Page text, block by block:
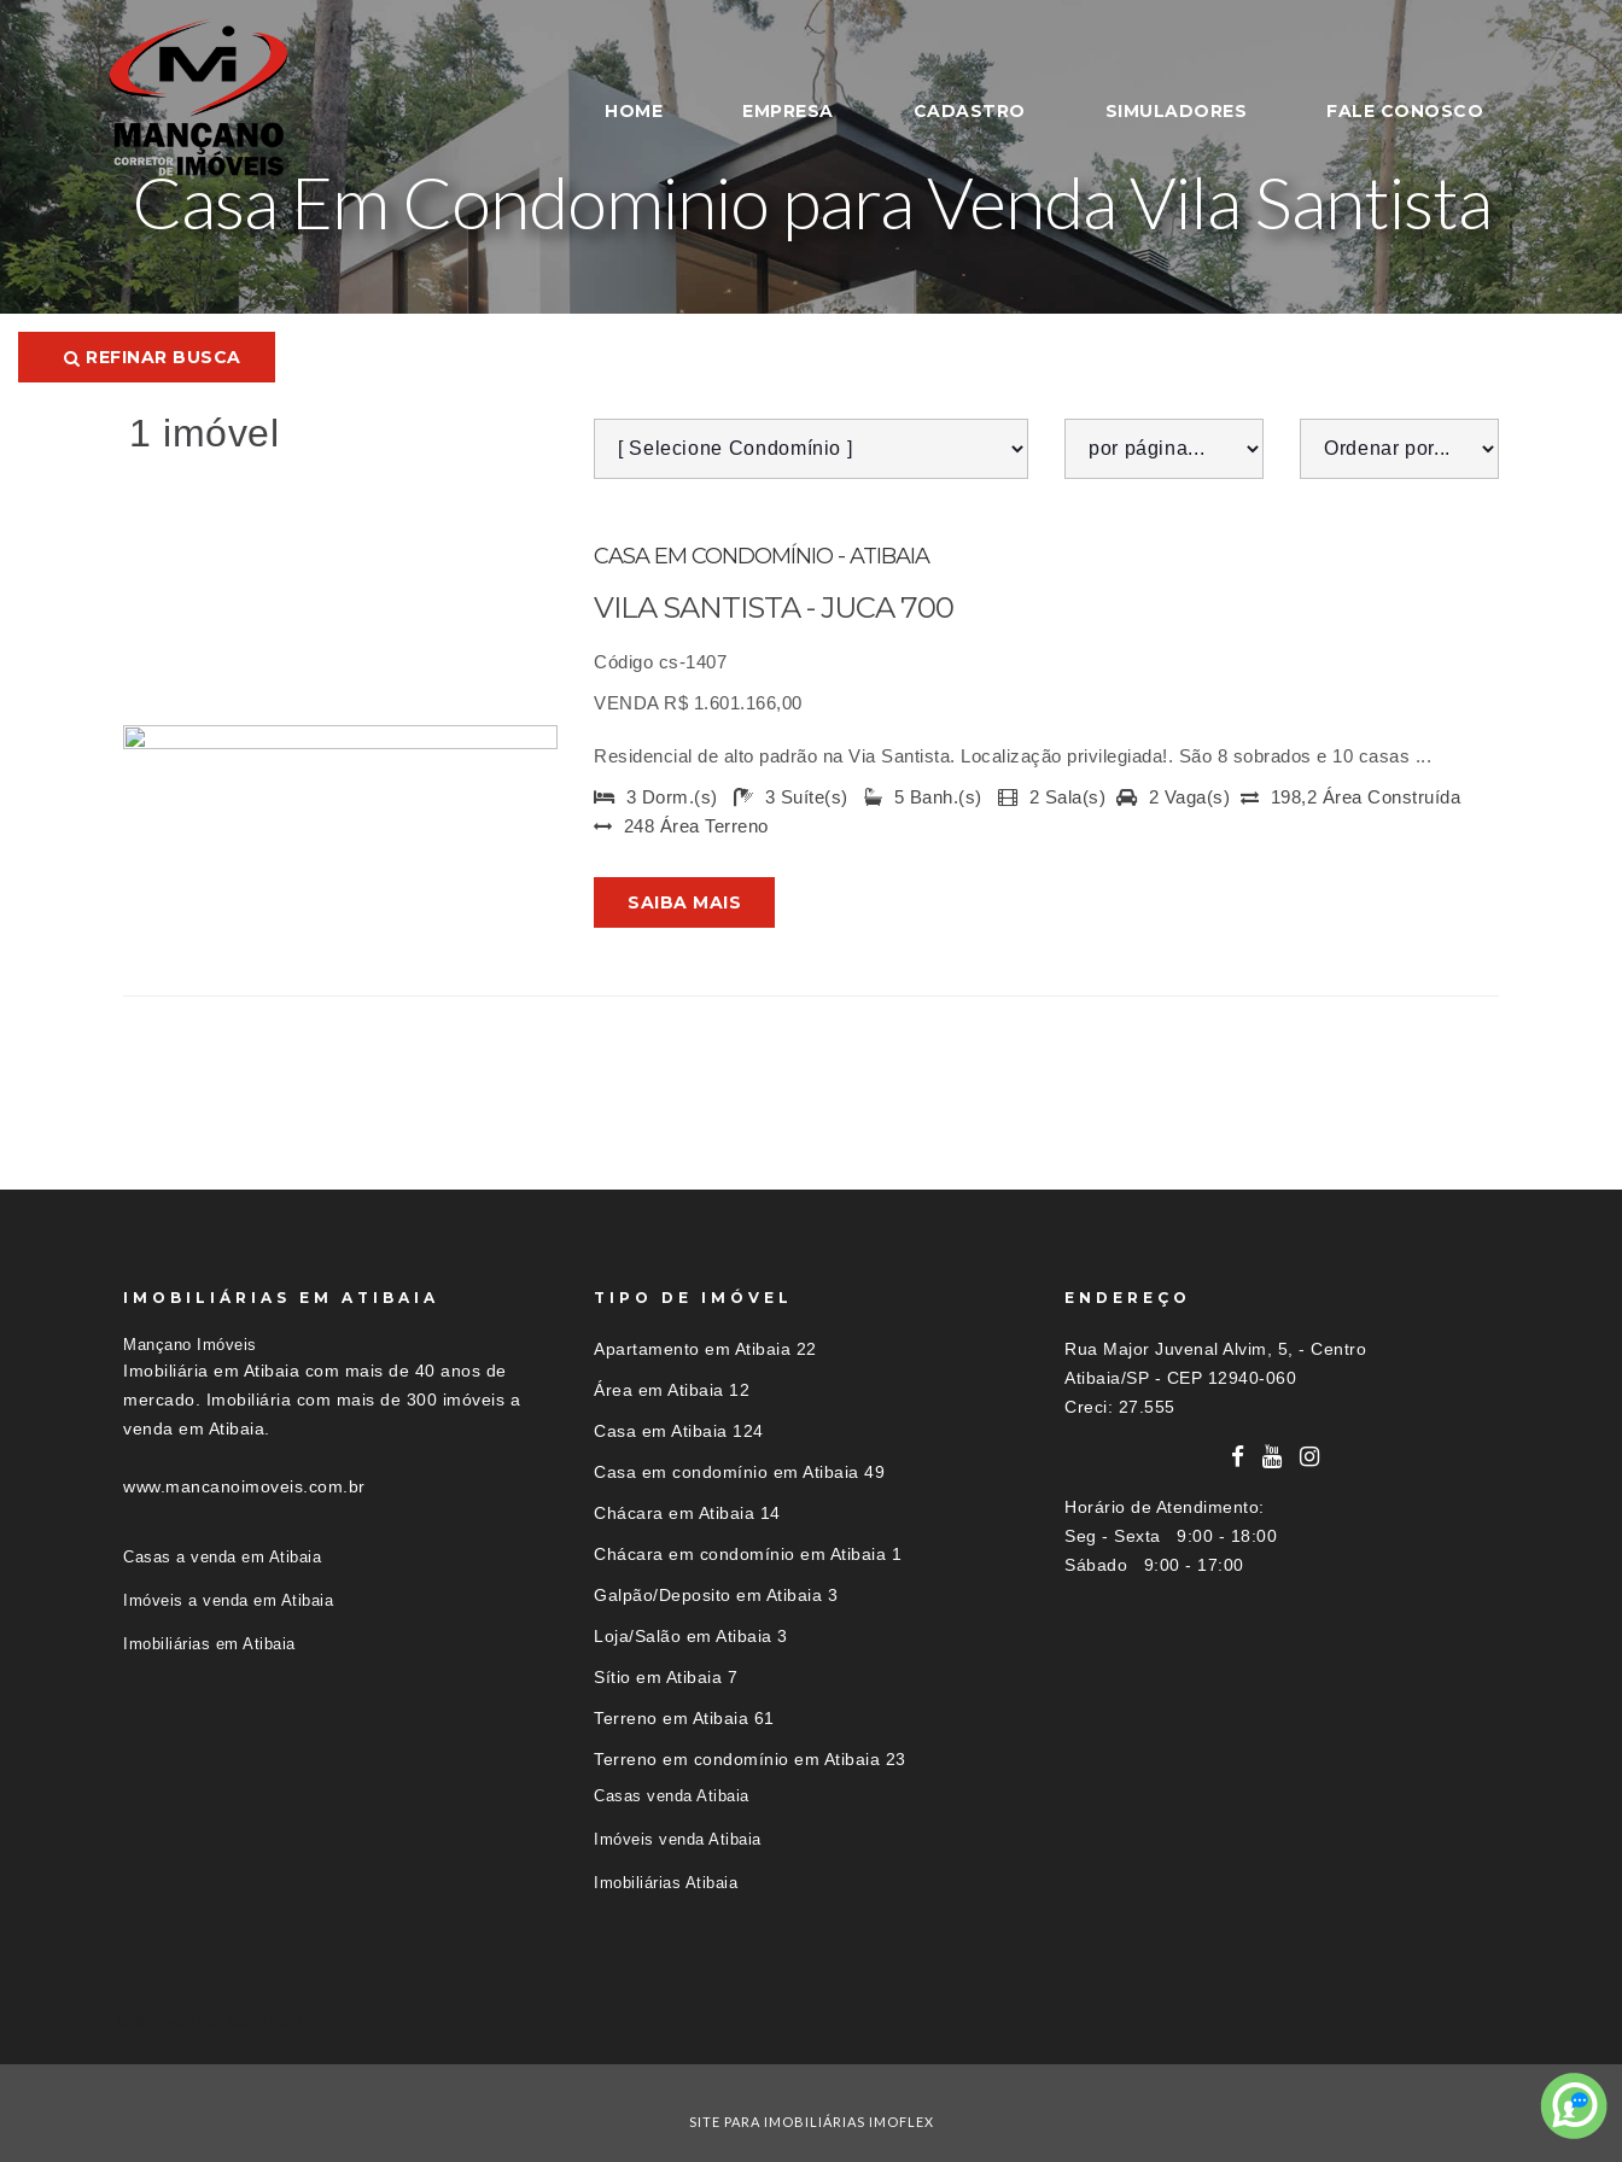
HOME EMPRESA CADASTRO SIMULADORES FALE CONOSCO
Casa Em Condominio para Venda Vila Santista
REFINAR BUSCA
1 imóvel
CASA EM CONDOMÍNIO - ATIBAIA
VILA SANTISTA - JUCA 700
Código cs-1407
VENDA R$ 1.601.166,00
Residencial de alto padrão na Via Santista. Localização privilegiada!. São 8 sobrados e 10 casas ...
3 Dorm.(s)
3 Suíte(s) 5 Banh.(s) 2 Sala(s) 2 Vaga(s)
198,2 Área Construída
248 Área Terreno
SAIBA MAIS
IMOBILIÁRIAS EM ATIBAIA
Mançano Imóveis
Imobiliária em Atibaia com mais de 40 anos de
mercado. Imobiliária com mais de 300 imóveis a
venda em Atibaia.
www.mancanoimoveis.com.br
Casas a venda em Atibaia
Imóveis a venda em Atibaia
Imobiliárias em Atibaia
TIPO DE IMÓVEL
Apartamento em Atibaia 22
Área em Atibaia 12
Casa em Atibaia 124
Casa em condomínio em Atibaia 49
Chácara em Atibaia 14
Chácara em condomínio em Atibaia 1
Galpão/Deposito em Atibaia 3
Loja/Salão em Atibaia 3
Sítio em Atibaia 7
Terreno em Atibaia 61
Terreno em condomínio em Atibaia 23
Casas venda Atibaia
Imóveis venda Atibaia
Imobiliárias Atibaia
ENDEREÇO
Rua Major Juvenal Alvim, 5, - Centro
Atibaia/SP - CEP 12940-060
Creci: 27.555
Horário de Atendimento:
Seg - Sexta 9:00 - 18:00
Sábado 9:00 - 17:00
SITE PARA IMOBILIÁRIAS IMOFLEX